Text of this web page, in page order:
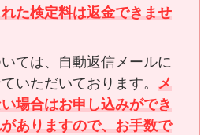
た検定料は返金できませ
ては、自動返信メールに
いただいております。 メ
場合はお申し込みができ
ありますので、お手数で